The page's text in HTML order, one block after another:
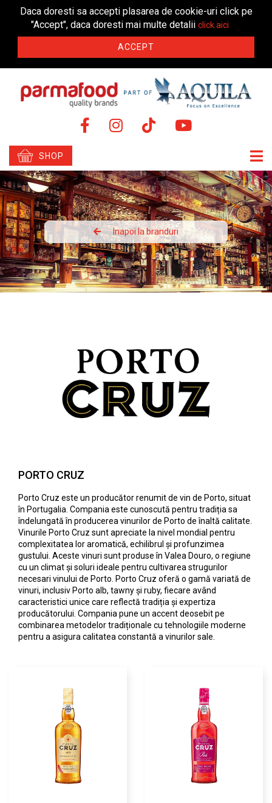
Daca doresti sa accepti plasarea de cookie-uri click pe
"Accept", daca doresti mai multe detalii click aici
ACCEPT
SHOP
Inapoi la branduri
PORTO CRUZ
Porto Cruz este un producător renumit de vin de Porto, situat
în Portugalia. Compania este cunoscută pentru tradiția sa
îndelungată în producerea vinurilor de Porto de înaltă calitate.
Vinurile Porto Cruz sunt apreciate la nivel mondial pentru
complexitatea lor aromatică, echilibrul și profunzimea
gustului. Aceste vinuri sunt produse în Valea Douro, o regiune
cu un climat și soluri ideale pentru cultivarea strugurilor
necesari vinului de Porto. Porto Cruz oferă o gamă variată de
vinuri, inclusiv Porto alb, tawny și ruby, fiecare având
caracteristici unice care reflectă tradiția și expertiza
producătorului. Compania pune un accent deosebit pe
combinarea metodelor tradiționale cu tehnologiile moderne
pentru a asigura calitatea constantă a vinurilor sale.